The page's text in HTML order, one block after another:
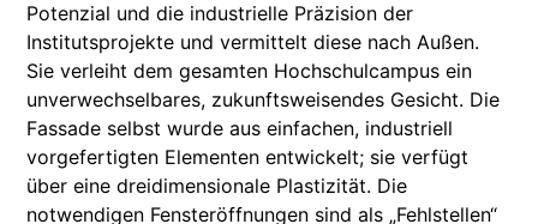
Potenzial und die industrielle Präzision der
Institutsprojekte und vermittelt diese nach Außen.
Sie verleiht dem gesamten Hochschulcampus ein
unverwechselbares, zukunftsweisendes Gesicht. Die
Fassade selbst wurde aus einfachen, industriell
vorgefertigten Elementen entwickelt; sie verfügt
über eine dreidimensionale Plastizität. Die
notwendigen Fensteröffnungen sind als „Fehlstellen“